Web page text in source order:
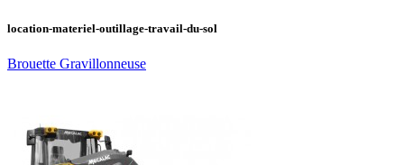
location-materiel-outillage-travail-du-sol
Brouette Gravillonneuse